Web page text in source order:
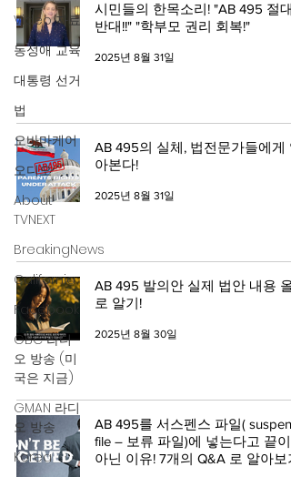
Video 자료
동성애 교육
대통령 선거
법
오바마케어
오디오
About
TVNEXT
BreakingNews
California
Facebook
GBC 라디
오 방송 (미
국은 지금)
GMAN 라디
오 방송
Korea
시민들의 한목소리! "AB 495 절대
반대!!" "학부모 권리 회복!"
2025년 8월 31일
AB 495의 실체, 법전문가들에게
아본다!
2025년 8월 31일
AB 495 발의안 실제 법안 내용 올
로 알기!
2025년 8월 30일
AB 495를 서스펜스 파일(
file – 보류 파일)에 넣는다고 끝이
아닌 이유! 7개의 Q&A 로 알아보